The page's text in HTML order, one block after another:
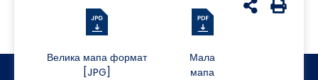
Велика мапа формат
[JPG]
Мала
мапа
udostępnij